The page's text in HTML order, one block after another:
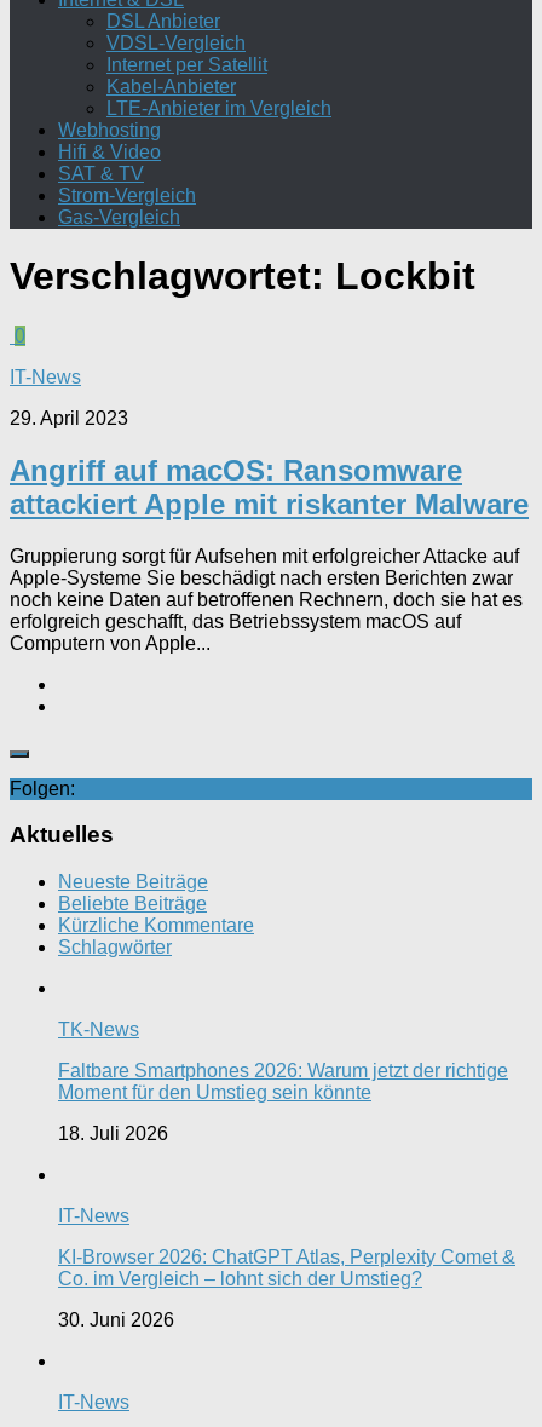
DSL Anbieter
VDSL-Vergleich
Internet per Satellit
Kabel-Anbieter
LTE-Anbieter im Vergleich
Webhosting
Hifi & Video
SAT & TV
Strom-Vergleich
Gas-Vergleich
Verschlagwortet: Lockbit
0
IT-News
29. April 2023
Angriff auf macOS: Ransomware
attackiert Apple mit riskanter Malware
Gruppierung sorgt für Aufsehen mit erfolgreicher Attacke auf
Apple-Systeme Sie beschädigt nach ersten Berichten zwar
noch keine Daten auf betroffenen Rechnern, doch sie hat es
erfolgreich geschafft, das Betriebssystem macOS auf
Computern von Apple...
Folgen:
Aktuelles
Neueste Beiträge
Beliebte Beiträge
Kürzliche Kommentare
Schlagwörter
TK-News
Faltbare Smartphones 2026: Warum jetzt der richtige
Moment für den Umstieg sein könnte
18. Juli 2026
IT-News
KI-Browser 2026: ChatGPT Atlas, Perplexity Comet &
Co. im Vergleich – lohnt sich der Umstieg?
30. Juni 2026
IT-News